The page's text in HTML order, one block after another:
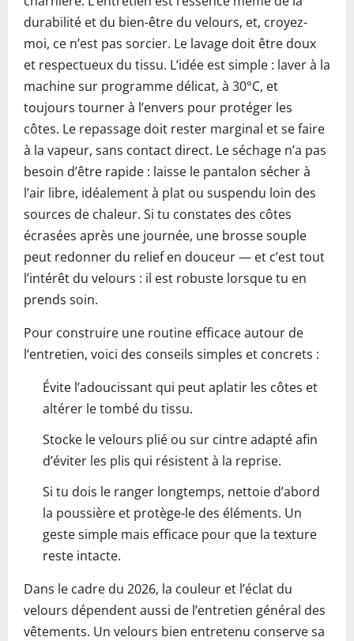
durabilité et du bien-être du velours, et, croyez-
moi, ce n’est pas sorcier. Le lavage doit être doux
et respectueux du tissu. L’idée est simple : laver à la
machine sur programme délicat, à 30°C, et
toujours tourner à l’envers pour protéger les
côtes. Le repassage doit rester marginal et se faire
à la vapeur, sans contact direct. Le séchage n’a pas
besoin d’être rapide : laisse le pantalon sécher à
l’air libre, idéalement à plat ou suspendu loin des
sources de chaleur. Si tu constates des côtes
écrasées après une journée, une brosse souple
peut redonner du relief en douceur — et c’est tout
l’intérêt du velours : il est robuste lorsque tu en
prends soin.
Pour construire une routine efficace autour de
l’entretien, voici des conseils simples et concrets :
Évite l’adoucissant qui peut aplatir les côtes et
altérer le tombé du tissu.
Stocke le velours plié ou sur cintre adapté afin
d’éviter les plis qui résistent à la reprise.
Si tu dois le ranger longtemps, nettoie d’abord
la poussière et protège-le des éléments. Un
geste simple mais efficace pour que la texture
reste intacte.
Dans le cadre du 2026, la couleur et l’éclat du
velours dépendent aussi de l’entretien général des
vêtements. Un velours bien entretenu conserve sa